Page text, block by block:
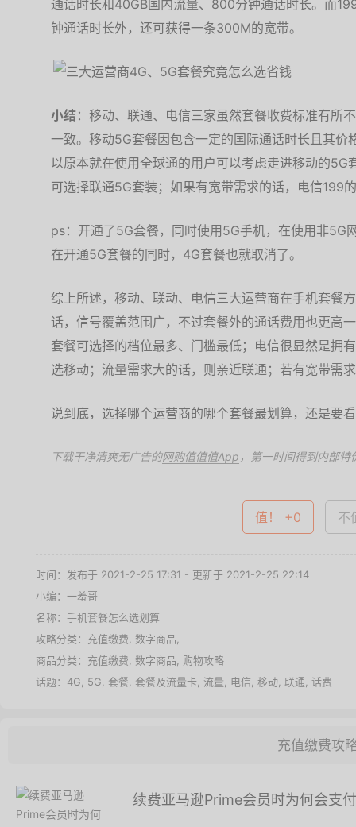
通话时长和40GB国内流量、800分钟通话时长。而
钟通话时长外，还可获得一条300M的宽带。
小结：移动、联通、电信三家虽然套餐收费标准有所
一致。移动5G套餐因包含一定的国际通话时长且其
以原本就在使用全球通的用户可以考虑走进移动的
可选择联通5G套装；如果有宽带需求的话，电信199
ps：开通了5G套餐，同时使用5G手机，在使用非5G
在开通5G套餐的同时，4G套餐也就取消了。
综上所述，移动、联动、电信三大运营商在手机套餐
话，信号覆盖范围广，不过套餐外的通话费用也更高
套餐可选择的档位最多、门槛最低；电信很显然是拥
选移动；流量需求大的话，则亲近联通；若有宽带需
说到底，选择哪个运营商的哪个套餐最划算，还是要
下载干净清爽无广告的网购值值值App ，第一时间得到内部特
值！ +0 不
时间：发布于 2021-2-25 17:31 - 更新于 2021-2-25 22:14
小编：一羞哥
名称： 手机套餐怎么选划算
攻略分类： 充值缴费 数字商品
商品分类： 充值缴费 数字商品
购物攻略
话题： 4G 5G 套餐 套餐及流量卡 流量 电信 移动 联通 话费
充值缴费攻
续费亚马逊Prime会员时为何会支